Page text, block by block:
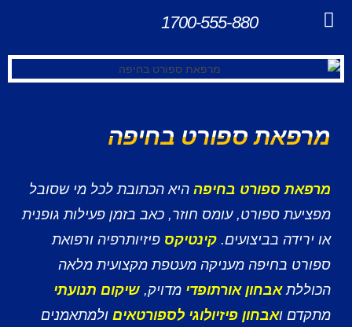
לתוכן
1700-555-880
מרפאת ספורט בחיפה
מרפאת ספורט בחיפה היא הכתובת לכל מי שסובל
מפציעת ספורט, עומס חוזר, כאב בזמן פעילות גופנית
או ירידה בביצועים. קינטיקס פיזיותרפיה ורפואת
ספורט בחיפה מעניקה מעטפת מקצועית מלאה
הכוללת אבחון אורתופדי מדויק, שיקום תנועתי
מתקדם ואבחון פיזיולוגי לספורטאים ולמתאמנים